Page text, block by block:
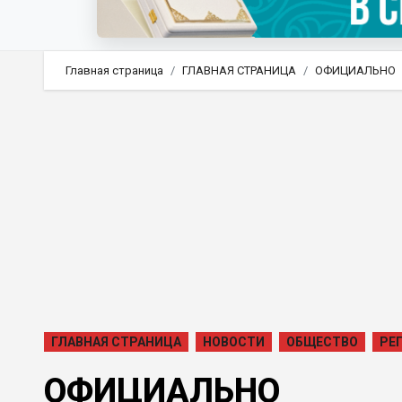
Главная страница ГЛАВНАЯ СТРАНИЦА ОФИЦИАЛЬНО
ГЛАВНАЯ СТРАНИЦА НОВОСТИ ОБЩЕСТВО
ОФИЦИАЛЬНО